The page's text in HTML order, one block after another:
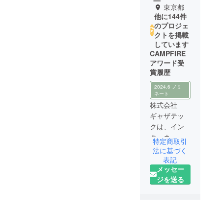
東京都
他に144件
のプロジェ
クトを掲載
しています
CAMPFIRE
アワード受
賞履歴
2024.6 ノミ
ネート
株式会社
ギャザテッ
クは、イン
ターネット
を活用した
スマートな
次世代ライ
フスタイル
特定商取引
法に基づく
表記
メッセー
ジを送る